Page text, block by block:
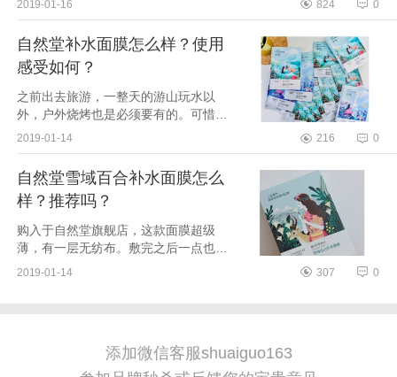
拉碴痘痘满天飞就...
2019-01-16 824 0
自然堂补水面膜怎么样？使用
感受如何？
之前出去旅游，一整天的游山玩水以
外，户外烧烤也是必须要有的。可惜就
是烟太大了，熏的整个脸都黄了，晚上
称是用喜马拉雅冰...
2019-01-14 216 0
自然堂雪域百合补水面膜怎么
样？推荐吗？
购入于自然堂旗舰店，这款面膜超级
薄，有一层无纺布。敷完之后一点也不
油腻，挺清爽的，适合日常补水哦。我
2019-01-14 307 0
添加微信客服shuaiguo163